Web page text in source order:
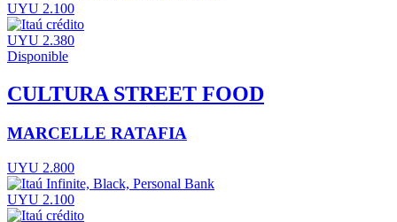
UYU 2.100
UYU 2.380
Disponible
CULTURA STREET FOOD
MARCELLE RATAFIA
UYU 2.800
UYU 2.100